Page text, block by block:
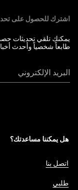
اشترك للحصول على
يمكنك تلقي تحديثات
طابعاً شخصياً وأحدث
البريد الإلكتروني
هل يمكننا مساعدتك؟
اتصل بنا
طلبي